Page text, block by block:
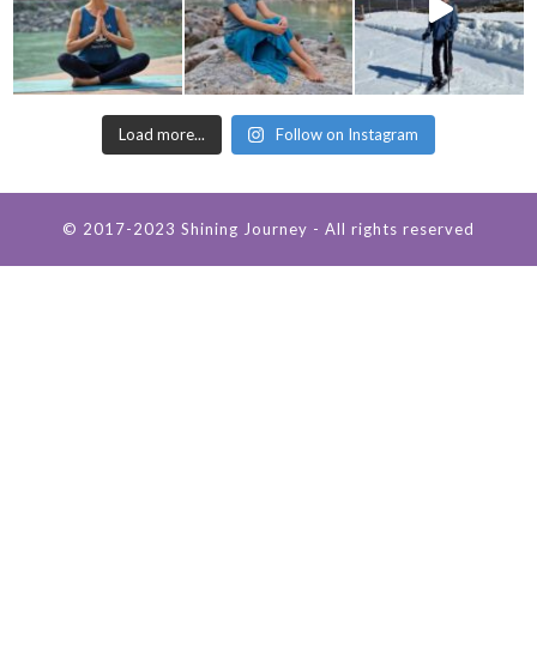
Load more... Follow on Instagram
© 2017-2023 Shining Journey - All rights reserved